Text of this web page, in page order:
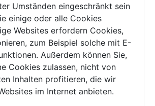
Umständen eingeschränkt sein
einige oder alle Cookies
Websites erfordern Cookies,
zum Beispiel solche mit E-
Außerdem können Sie,
Cookies zulassen, nicht von
Inhalten profitieren, die wir
im Internet anbieten.